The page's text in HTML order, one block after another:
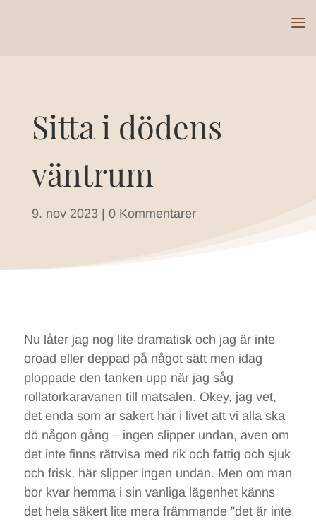
Sitta i dödens
väntrum
9. nov 2023| 0 Kommentarer
Nu låter jag nog lite dramatisk och jag är inte
oroad eller deppad på något sätt men idag
ploppade den tanken upp när jag såg
rollatorkaravanen till matsalen. Okey, jag vet,
det enda som är säkert här i livet att vi alla ska
dö någon gång – ingen slipper undan, även om
det inte finns rättvisa med rik och fattig och sjuk
och frisk, här slipper ingen undan. Men om man
bor kvar hemma i sin vanliga lägenhet känns
det hela säkert lite mera främmande ”det är inte